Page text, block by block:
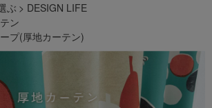
す。 この地震の影響により、現在、一
荷物のお届けに遅れが生じておりま
遅れが生じている地域】
のお荷物
てのお荷物
11日(火)～2026年8月16日(日)
ます。
しては自動返信メールは届きますが、
認メールの送信、当店へのお問い合わせ
ねます。 休業明けから順次送信させて
ろしくお願いいたします。
ぶ
DESIGN LIFE
ン
プ(厚地カーテン)